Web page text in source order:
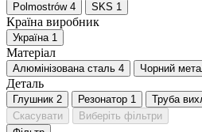
Polmostrów 4 SKS 1
Країна виробник
Україна 1
Матеріал
Алюмінізована сталь 4 Чорний
Деталь
Глушник 2 Резонатор 1 Труба
Скасувати
Виберіть фільтри